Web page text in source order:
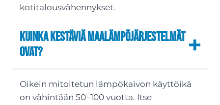
kotitalousvähennykset.
Kuinka kestäviä maalämpöjärjestelmät
ovat?
Oikein mitoitetun lämpökaivon käyttöikä
on vähintään 50–100 vuotta. Itse